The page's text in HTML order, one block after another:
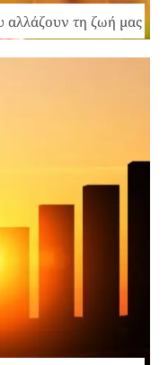
αλλάζουν τη ζωή μας